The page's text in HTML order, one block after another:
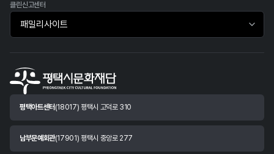
클린신고센터
패밀리사이트 바로가기
평택아트센터 (18017) 평택시 고덕로 310
남부문예회관(17901) 평택시 중앙로 277